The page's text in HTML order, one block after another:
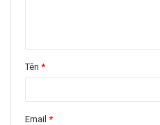
Tên *
Email *